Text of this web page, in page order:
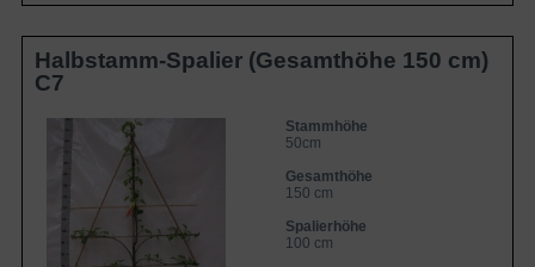
Halbstamm-Spalier (Gesamthöhe 150 cm)
C7
Stammhöhe
50cm
Gesamthöhe
150 cm
Spalierhöhe
100 cm